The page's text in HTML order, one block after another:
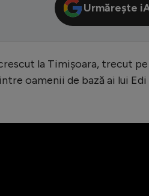
Urmărește
la Timișoara, trecut
oamenii de bază ai lui